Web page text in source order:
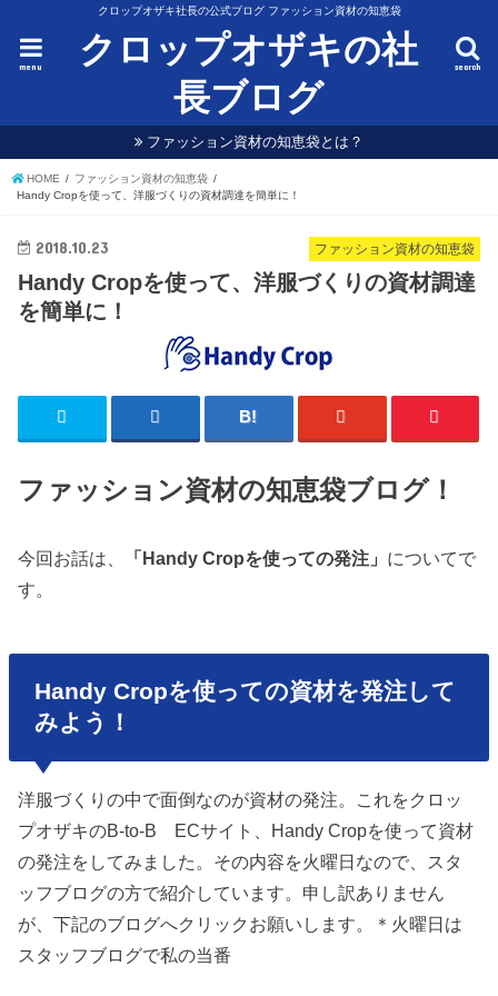
クロップオザキ社長の公式ブログ ファッション資材の知恵袋
クロップオザキの社
長ブログ
search
menu
ファッション資材の知恵袋とは？
HOME
ファッション資材の知恵袋
Handy Cropを使って、洋服づくりの資材調達を簡単に！
ファッション資材の知恵袋
2018.10.23
Handy Cropを使って、洋服づくりの資材調達
を簡単に！
ファッション資材の知恵袋ブログ！
今回お話は、 「Handy Cropを使っての発注」 についてで
す。
Handy Cropを使っての資材を発注して
みよう！
洋服づくりの中で面倒なのが資材の発注。これをクロッ
プオザキのB-to-B ECサイト、Handy Cropを使って資材
の発注をしてみました。その内容を火曜日なので、スタ
ッフブログの方で紹介しています。申し訳ありません
が、下記のブログへクリックお願いします。＊火曜日は
スタッフブログで私の当番